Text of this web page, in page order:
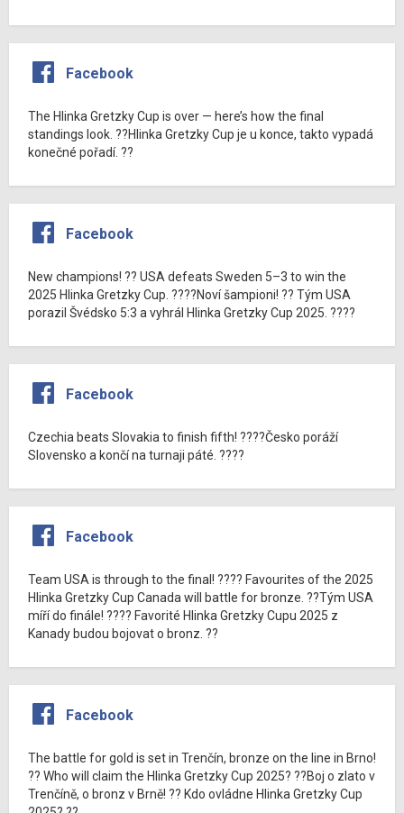
Facebook
The Hlinka Gretzky Cup is over — here’s how the final
standings look. ??Hlinka Gretzky Cup je u konce, takto vypadá
konečné pořadí. ??
Facebook
New champions! ?? USA defeats Sweden 5–3 to win the
2025 Hlinka Gretzky Cup. ????Noví šampioni! ?? Tým USA
porazil Švédsko 5:3 a vyhrál Hlinka Gretzky Cup 2025. ????
Facebook
Czechia beats Slovakia to finish fifth! ????Česko poráží
Slovensko a končí na turnaji páté. ????
Facebook
Team USA is through to the final! ???? Favourites of the 2025
Hlinka Gretzky Cup Canada will battle for bronze. ??Tým USA
míří do finále! ???? Favorité Hlinka Gretzky Cupu 2025 z
Kanady budou bojovat o bronz. ??
Facebook
The battle for gold is set in Trenčín, bronze on the line in Brno!
?? Who will claim the Hlinka Gretzky Cup 2025? ??Boj o zlato v
Trenčíně, o bronz v Brně! ?? Kdo ovládne Hlinka Gretzky Cup